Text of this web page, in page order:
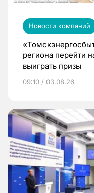
Новости компаний
региона перейти
выиграть призы
09:10 / 03.08.26